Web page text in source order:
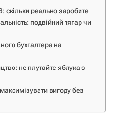
скільки реально заробите
подвійний тягар чи
бухгалтера на
не плутайте яблука з
вигоду без